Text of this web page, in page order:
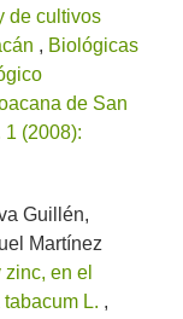
de cultivos
, Biológicas
de San
(2008):
Guillén,
Martínez
en el
L. ,